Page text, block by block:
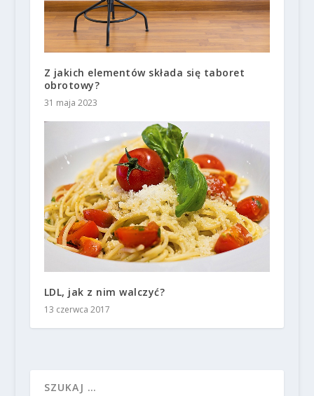
Z jakich elementów składa się taboret
obrotowy?
31 maja 2023
LDL, jak z nim walczyć?
13 czerwca 2017